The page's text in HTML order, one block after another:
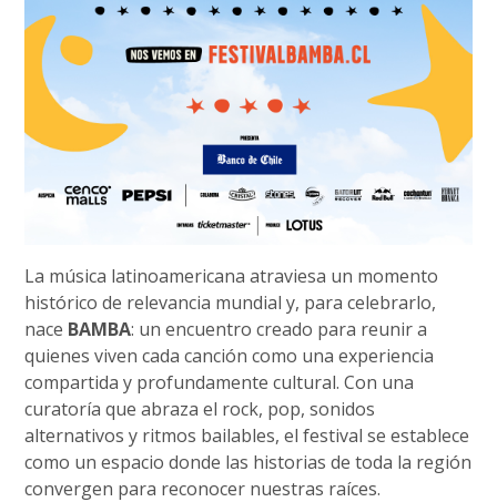
La música latinoamericana atraviesa un momento
histórico de relevancia mundial y, para celebrarlo,
nace BAMBA: un encuentro creado para reunir a
quienes viven cada canción como una experiencia
compartida y profundamente cultural. Con una
curatoría que abraza el rock, pop, sonidos
alternativos y ritmos bailables, el festival se establece
como un espacio donde las historias de toda la región
convergen para reconocer nuestras raíces.